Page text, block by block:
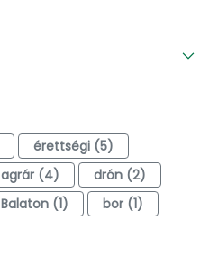
érettségi (5)
agrár (4)
drón (2)
Balaton (1)
bor (1)